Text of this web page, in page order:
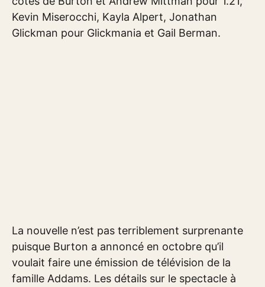
Kevin Miserocchi, Kayla Alpert, Jonathan
Glickman pour Glickmania et Gail Berman.
La nouvelle n’est pas terriblement surprenante
puisque Burton a annoncé en octobre qu’il
voulait faire une émission de télévision de la
famille Addams. Les détails sur le spectacle à